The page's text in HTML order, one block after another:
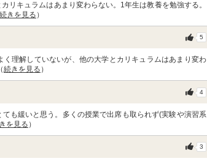
リキュラムはあまり変わらない。1年生は教養を勉強する。
続きを見る ）
5
理解していないが、他の大学とカリキュラムはあまり変わ
続きを見る ）
4
も緩いと思う。多くの授業で出席も取られず(実験や演習系
を見る ）
3